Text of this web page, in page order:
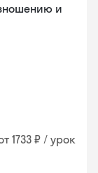
и
1733 ₽ / урок